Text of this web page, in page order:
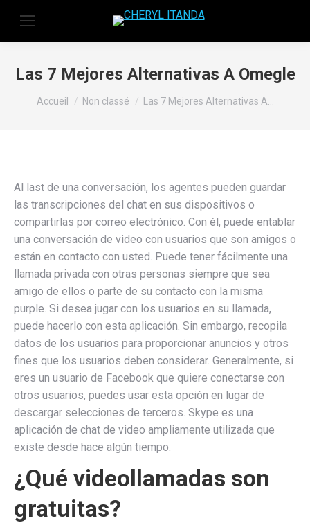
Las 7 Mejores Alternativas A Omegle
Vous êtes ici :
Accueil Non classé Las 7 Mejores Alternativas A…
Al last de una conversación, los agentes pueden guardar
las transcripciones del chat en sus dispositivos o
compartirlas por correo electrónico. Con él, puede entablar
una conversación de video con usuarios que son amigos o
están en contacto con usted. Puede tener fácilmente una
llamada privada con otras personas siempre que sea
amigo de ellos o parte de su contacto con la misma
purple. Si desea jugar con los usuarios en su llamada,
puede hacerlo con esta aplicación. Sin embargo, recopila
datos de los usuarios para proporcionar anuncios y otros
fines que los usuarios deben considerar. Generalmente, si
eres un usuario de Facebook que quiere conectarse con
otros usuarios, puedes usar esta opción en lugar de
descargar selecciones de terceros. Skype es una
aplicación de chat de video ampliamente utilizada que
existe desde hace algún tiempo.
¿Qué videollamadas son
gratuitas?